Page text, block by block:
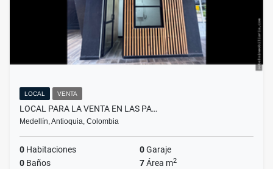
LOCAL VENTA
LOCAL PARA LA VENTA EN LAS PA…
Medellín, Antioquia, Colombia
0 Habitaciones 0Garaje
0 Baños 7Área m2